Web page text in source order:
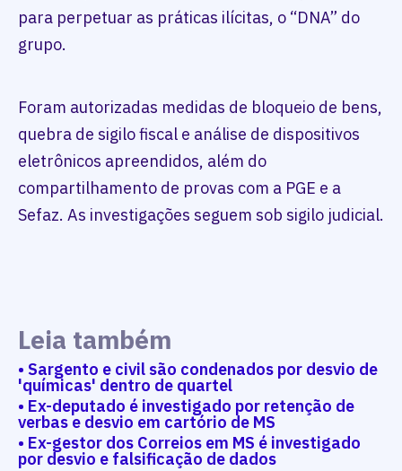
para perpetuar as práticas ilícitas, o “DNA” do
grupo.
Foram autorizadas medidas de bloqueio de bens,
quebra de sigilo fiscal e análise de dispositivos
eletrônicos apreendidos, além do
compartilhamento de provas com a PGE e a
Sefaz. As investigações seguem sob sigilo judicial.
Leia também
• Sargento e civil são condenados por desvio de
'químicas' dentro de quartel
• Ex-deputado é investigado por retenção de
verbas e desvio em cartório de MS
• Ex-gestor dos Correios em MS é investigado
por desvio e falsificação de dados